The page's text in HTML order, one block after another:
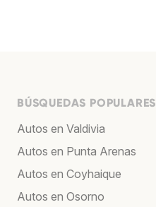
BÚSQUEDAS POPULARES
Autos en Valdivia
Autos en Punta Arenas
Autos en Coyhaique
Autos en Osorno